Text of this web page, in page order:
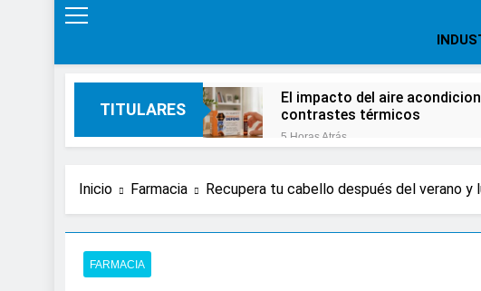
TITULARES
El impacto del aire
contrastes térmicos
5 Horas Atrás
Expertos de Miranza
solo unos segundos
La presencia de una
Inicio Farmacia Recupera tu cabello después del verano y
FARMACIA